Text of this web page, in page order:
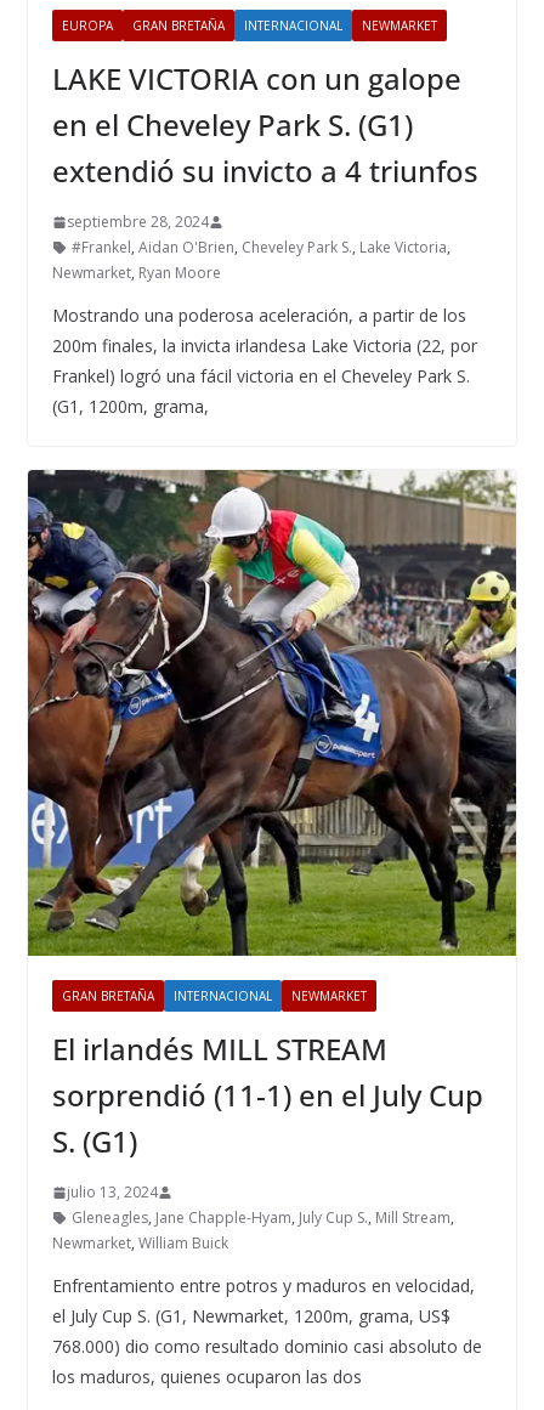
EUROPA GRAN BRETAÑA INTERNACIONAL NEWMARKET
LAKE VICTORIA con un galope
en el Cheveley Park S. (G1)
extendió su invicto a 4 triunfos
septiembre 28, 2024
#Frankel, Aidan O'Brien, Cheveley Park S., Lake Victoria,
Newmarket, Ryan Moore
Mostrando una poderosa aceleración, a partir de los
200m finales, la invicta irlandesa Lake Victoria (22, por
Frankel) logró una fácil victoria en el Cheveley Park S.
(G1, 1200m, grama,
GRAN BRETAÑA INTERNACIONAL NEWMARKET
El irlandés MILL STREAM
sorprendió (11-1) en el July Cup
S. (G1)
julio 13, 2024
Gleneagles, Jane Chapple-Hyam, July Cup S., Mill Stream,
Newmarket, William Buick
Enfrentamiento entre potros y maduros en velocidad,
el July Cup S. (G1, Newmarket, 1200m, grama, US$
768.000) dio como resultado dominio casi absoluto de
los maduros, quienes ocuparon las dos